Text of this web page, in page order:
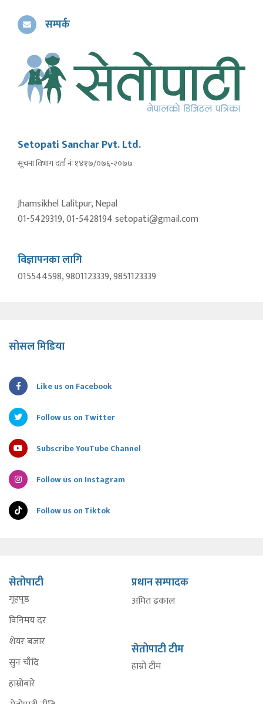
सम्पर्क
Setopati Sanchar Pvt. Ltd.
सूचना विभाग दर्ता नंः १४१७/०७६-२०७७
Jhamsikhel Lalitpur, Nepal
01-5429319, 01-5428194 setopati@gmail.com
विज्ञापनका लागि
015544598, 9801123339, 9851123339
सोसल मिडिया
Like us on Facebook
Follow us on Twitter
Subscribe YouTube Channel
Follow us on Instagram
Follow us on Tiktok
सेतोपाटी
गृहपृष्ठ
विनिमय दर
शेयर बजार
सुन चाँदि
हाम्रोबारे
प्रधान सम्पादक
अमित ढकाल
सेतोपाटी टीम
हाम्रो टीम